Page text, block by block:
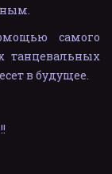
самого
танцевальных
в будущее.